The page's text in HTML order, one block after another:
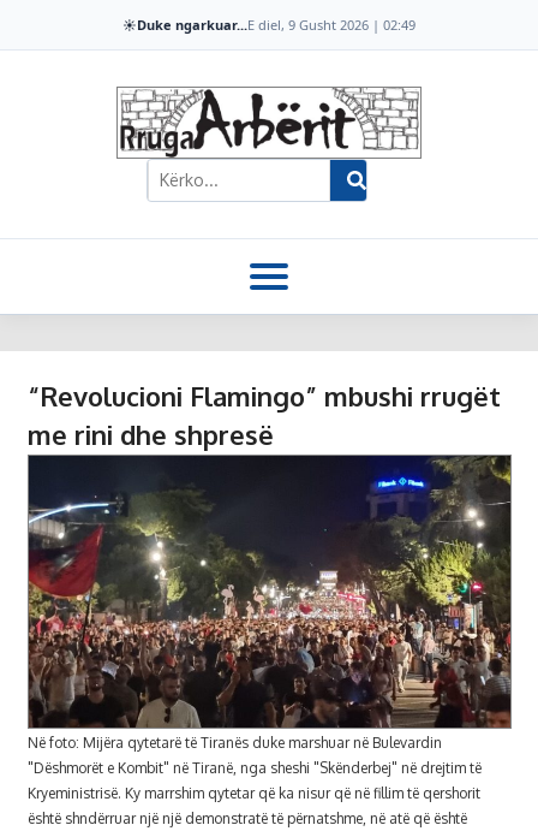
☀️Duke ngarkuar...E diel, 9 Gusht 2026 | 02:49
“Revolucioni Flamingo” mbushi rrugët
me rini dhe shpresë
Në foto: Mijëra qytetarë të Tiranës duke marshuar në Bulevardin
"Dëshmorët e Kombit" në Tiranë, nga sheshi "Skënderbej" në drejtim të
Kryeministrisë. Ky marrshim qytetar që ka nisur që në fillim të qershorit
është shndërruar një një demonstratë të përnatshme, në atë që është